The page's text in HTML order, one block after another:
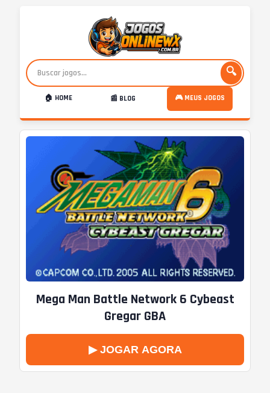
🔍
🏠 HOME 📰 BLOG 🎮 MEUS JOGOS
Mega Man Battle Network 6 Cybeast
Gregar GBA
▶ JOGAR AGORA